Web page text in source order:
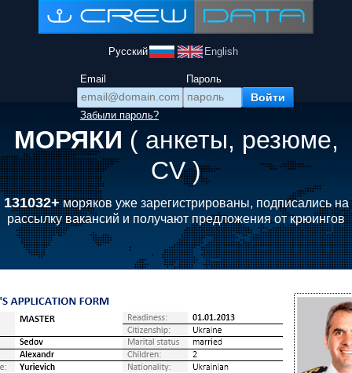
Русский English
Email Пароль
Забыли пароль?
МОРЯКИ ( анкеты, резюме,
CV )
131032+моряков уже зарегистрированы, подписались на
рассылку вакансий и получают предложения от крюингов